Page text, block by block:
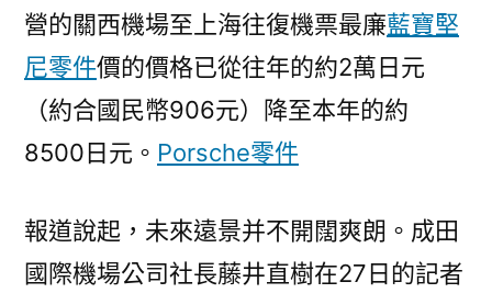
營的關西機場至上海往復機票最廉藍寶堅
尼零件價的價格已從往年的約2萬日元
（約合國民幣906元）降至本年的約
8500日元。 Porsche零件
報道說起，未來遠景并不開闊爽朗。成田
國際機場公司社長藤井直樹在27日的記者